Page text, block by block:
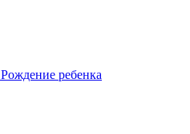
Рождение ребенка